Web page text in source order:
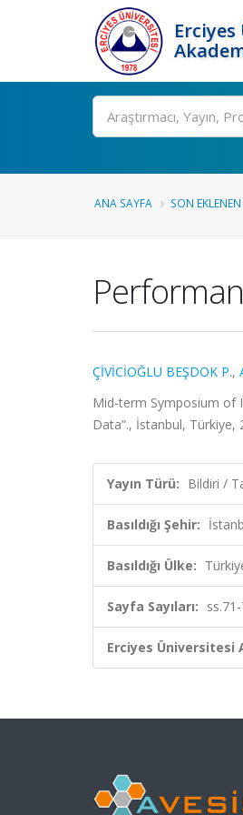
Ara
ANA SAYFA SON
ÇİVİCİOĞLU BEŞDOK P.,
Mid-term Symposium of
Data”., İstanbul, Türkiye,
Yayın Türü: Bildiri /
Basıldığı Şehir:
Basıldığı Ülke:
Sayfa Sayıları:
Erciyes Üniversitesi